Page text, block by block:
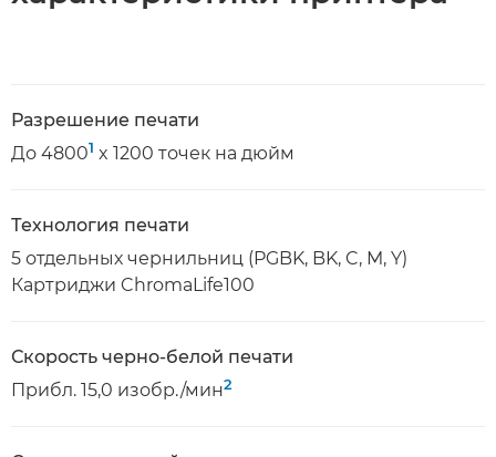
Разрешение печати
До 48001 x 1200 точек на дюйм
Технология печати
5 отдельных чернильниц (PGBK, BK, C, M, Y)
Картриджи ChromaLife100
Скорость черно-белой печати
Прибл. 15,0 изобр./мин2